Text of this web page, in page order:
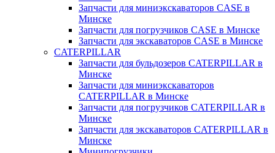
Запчасти для миниэкскаваторов CASE в
Минске
Запчасти для погрузчиков CASE в Минске
Запчасти для экскаваторов CASE в Минске
CATERPILLAR
Запчасти для бульдозеров CATERPILLAR в
Минске
Запчасти для миниэкскаваторов
CATERPILLAR в Минске
Запчасти для погрузчиков CATERPILLAR в
Минске
Запчасти для экскаваторов CATERPILLAR в
Минскe